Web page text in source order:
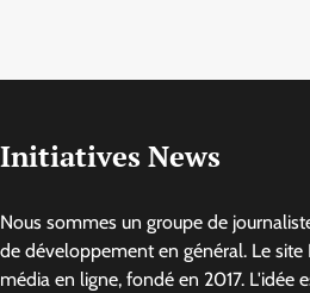
Initiatives News
Nous sommes un groupe de
de développement en général. Le site
média en ligne, fondé en 2017. L'idée